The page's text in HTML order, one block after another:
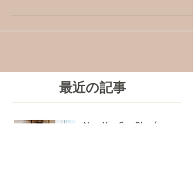
最近の記事
Now You Can Blog from